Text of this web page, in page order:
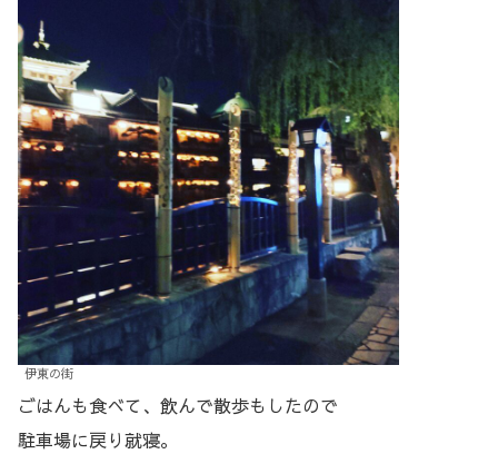
伊東の街
ごはんも食べて、飲んで散歩もしたので
駐車場に戻り就寝。